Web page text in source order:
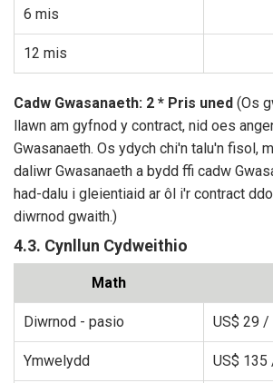
6 mis
12 mis
Cadw Gwasanaeth: 2 * Pris uned (Os
llawn am gyfnod y contract, nid oes
Gwasanaeth. Os ydych chi'n talu'n fisol,
daliwr Gwasanaeth a bydd ffi cadw
had-dalu i gleientiaid ar ôl i'r contract
diwrnod gwaith.)
4.3. Cynllun Cydweithio
Math
Diwrnod - pasio US$ 29 /
Ymwelydd US$ 135